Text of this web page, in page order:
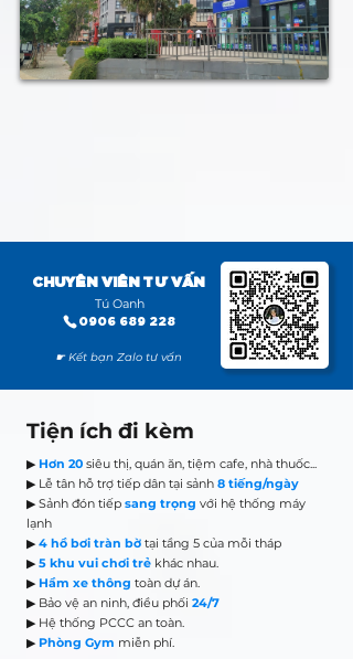
CHUYÊN VIÊN TƯ VẤN
Tú Oanh
0906 689 228
☛ Kết bạn Zalo tư vấn
Tiện ích đi kèm
▶ Hơn 20 siêu thị, quán ăn, tiệm cafe, nhà thuốc...
▶ Lễ tân hỗ trợ tiếp dân tại sảnh 8 tiếng/ngày
▶ Sảnh đón tiếp sang trọng với hệ thống máy
lạnh
▶ 4 hồ bơi tràn bờ tại tầng 5 của mỗi tháp
▶ 5 khu vui chơi trẻ khác nhau.
▶ Hầm xe thông toàn dự án.
▶ Bảo vệ an ninh, điều phối 24/7
▶ Hệ thống PCCC an toàn.
▶ Phòng Gym miễn phí.